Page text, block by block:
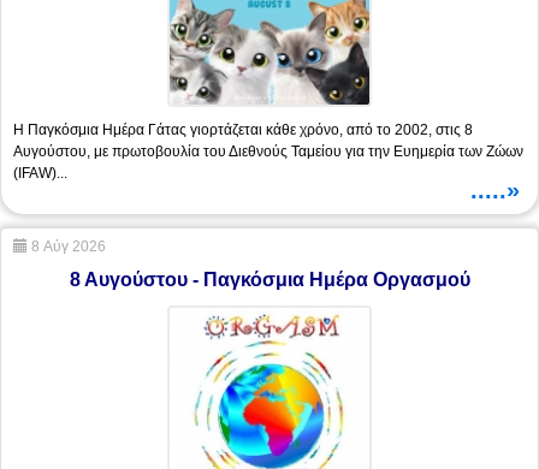
Η Παγκόσμια Ημέρα Γάτας γιορτάζεται κάθε χρόνο, από το 2002, στις 8
Αυγούστου, με πρωτοβουλία του Διεθνούς Ταμείου για την Ευημερία των Ζώων
(IFAW)...
.....»
8 Αύγ 2026
8 Αυγούστου - Παγκόσμια Ημέρα Oργασμού